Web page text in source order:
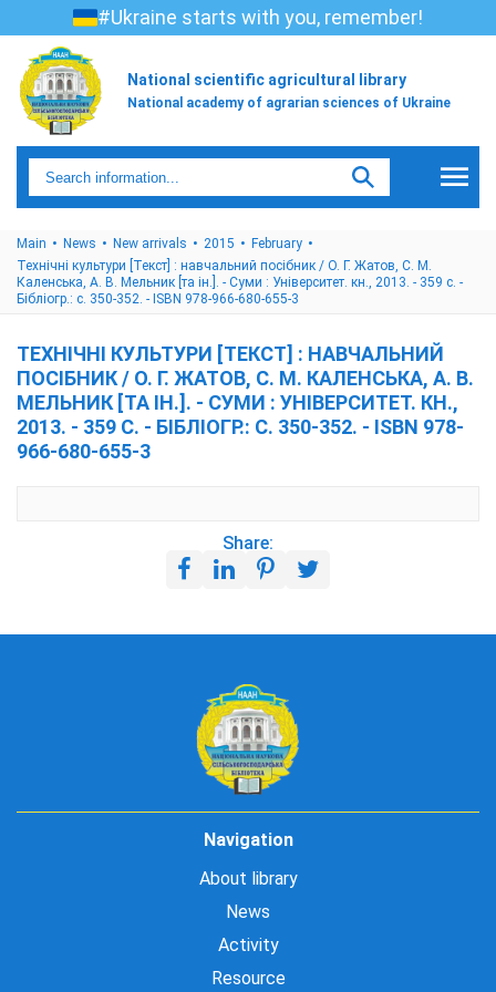
#Ukraine starts with you, remember!
National scientific agricultural library
National academy of agrarian sciences of Ukraine
Main News New arrivals 2015
February
Технічні культури [Текст] : навчальний посібник / О. Г. Жатов, С. М.
Каленська, А. В. Мельник [та ін.]. - Суми : Університет. кн., 2013. - 359 с. -
Бібліогр.: с. 350-352. - ISBN 978-966-680-655-3
ТЕХНІЧНІ КУЛЬТУРИ [ТЕКСТ] : НАВЧАЛЬНИЙ
ПОСІБНИК / О. Г. ЖАТОВ, С. М. КАЛЕНСЬКА, А. В.
МЕЛЬНИК [ТА ІН.]. - СУМИ : УНІВЕРСИТЕТ. КН.,
2013. - 359 С. - БІБЛІОГР.: С. 350-352. - ISBN 978-
966-680-655-3
Share:
Navigation
About library
News
Activity
Resource